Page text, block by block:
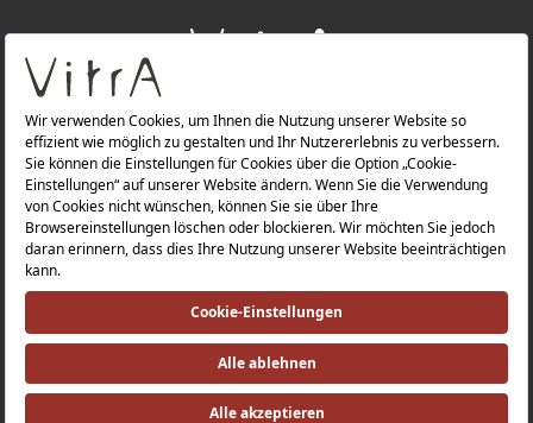
ÜBER UNS
PRODUKTE
Datenschutzerklärung |Impressum |
Investorenbeziehung |